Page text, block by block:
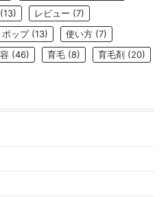
(13) レビュー (7)
ポップ(13) 使い方 (7)
(46) 育毛 (8) 育毛剤 (20)